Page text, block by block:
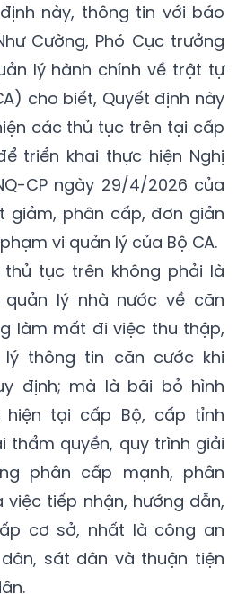
này, thông tin với báo
Cường, Phó Cục trưởng
lý hành chính về trật tự
cho biết, Quyết định này
các thủ tục trên tại cấp
triển khai thực hiện Nghị
CP ngày 29/4/2026 của
giảm, phân cấp, đơn giản
vi quản lý của Bộ CA.
tục trên không phải là
lý nhà nước về căn
làm mất đi việc thu thập,
thông tin căn cước khi
định; mà là bãi bỏ hình
hiện tại cấp Bộ, cấp tỉnh
thẩm quyền, quy trình giải
phân cấp mạnh, phân
tiếp nhận, hướng dẫn,
cơ sở, nhất là công an
sát dân và thuận tiện